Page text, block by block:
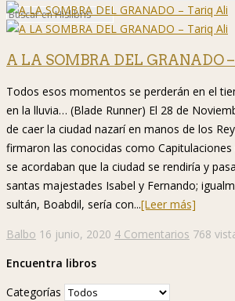
A LA SOMBRA DEL GRANADO
Todos esos momentos se perderán en el
en la lluvia… (Blade Runner) El 28 de
de caer la ciudad nazarí en manos de los
firmaron las conocidas como Capitulaciones
se acordaban que la ciudad se rendiría y
santas majestades Isabel y Fernando;
sultán, Boabdil, sería con...[Leer más]
Balbo 16 junio, 2020 4 Comentarios 768
Encuentra libros
Categorías